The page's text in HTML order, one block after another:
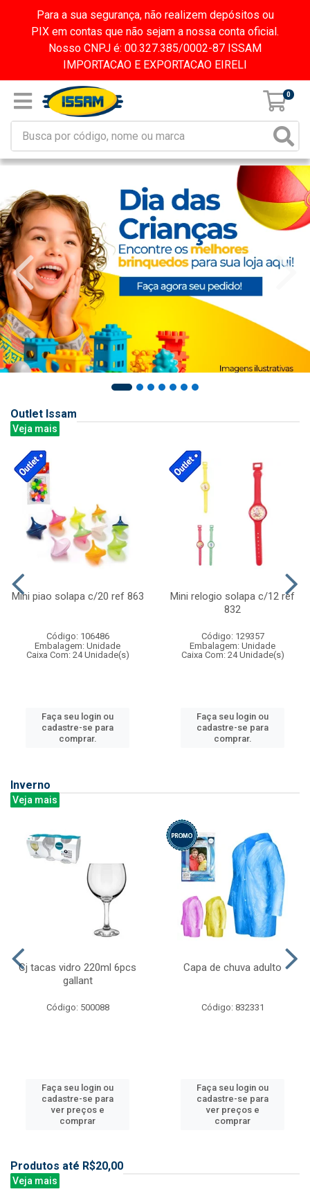
Para a sua segurança, não realizem depósitos ou
PIX em contas que não sejam a nossa conta oficial.
Nosso CNPJ é: 00.327.385/0002-87 ISSAM
IMPORTACAO E EXPORTACAO EIRELI
0
Outlet Issam
Veja mais
Mini piao solapa c/20 ref 863
Código: 106486
Embalagem: Unidade
Caixa Com: 24 Unidade(s)
Faça seu login ou
cadastre-se para
comprar.
Mini relogio solapa c/12 ref
832
Código: 129357
Embalagem: Unidade
Caixa Com: 24 Unidade(s)
Faça seu login ou
cadastre-se para
comprar.
Inverno
Veja mais
Cj tacas vidro 220ml 6pcs
gallant
Código: 500088
Faça seu login ou
cadastre-se para
ver preços e
comprar
Capa de chuva adulto
Código: 832331
Faça seu login ou
cadastre-se para
ver preços e
comprar
Produtos até R$20,00
Veja mais